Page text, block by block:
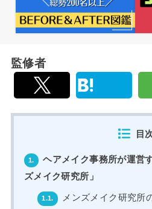
監修者
目
1.
ヘアメイク事務所が運営
ズメイク研究所」
1.1. メンズメイク研究所